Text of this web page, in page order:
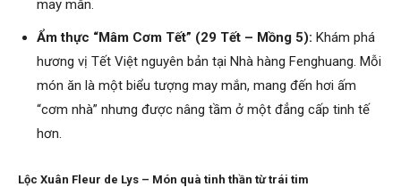
may mắn.
Ẩm thực “Mâm Cơm Tết” (29 Tết – Mồng 5): Khám phá
hương vị Tết Việt nguyên bản tại Nhà hàng Fenghuang. Mỗi
món ăn là một biểu tượng may mắn, mang đến hơi ấm
“cơm nhà” nhưng được nâng tầm ở một đẳng cấp tinh tế
hơn.
Lộc Xuân Fleur de Lys – Món quà tinh thần từ trái tim